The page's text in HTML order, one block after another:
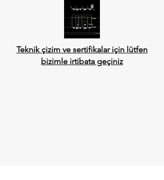
Teknik çizim ve sertifikalar için lütfen
bizimle irtibata geçiniz